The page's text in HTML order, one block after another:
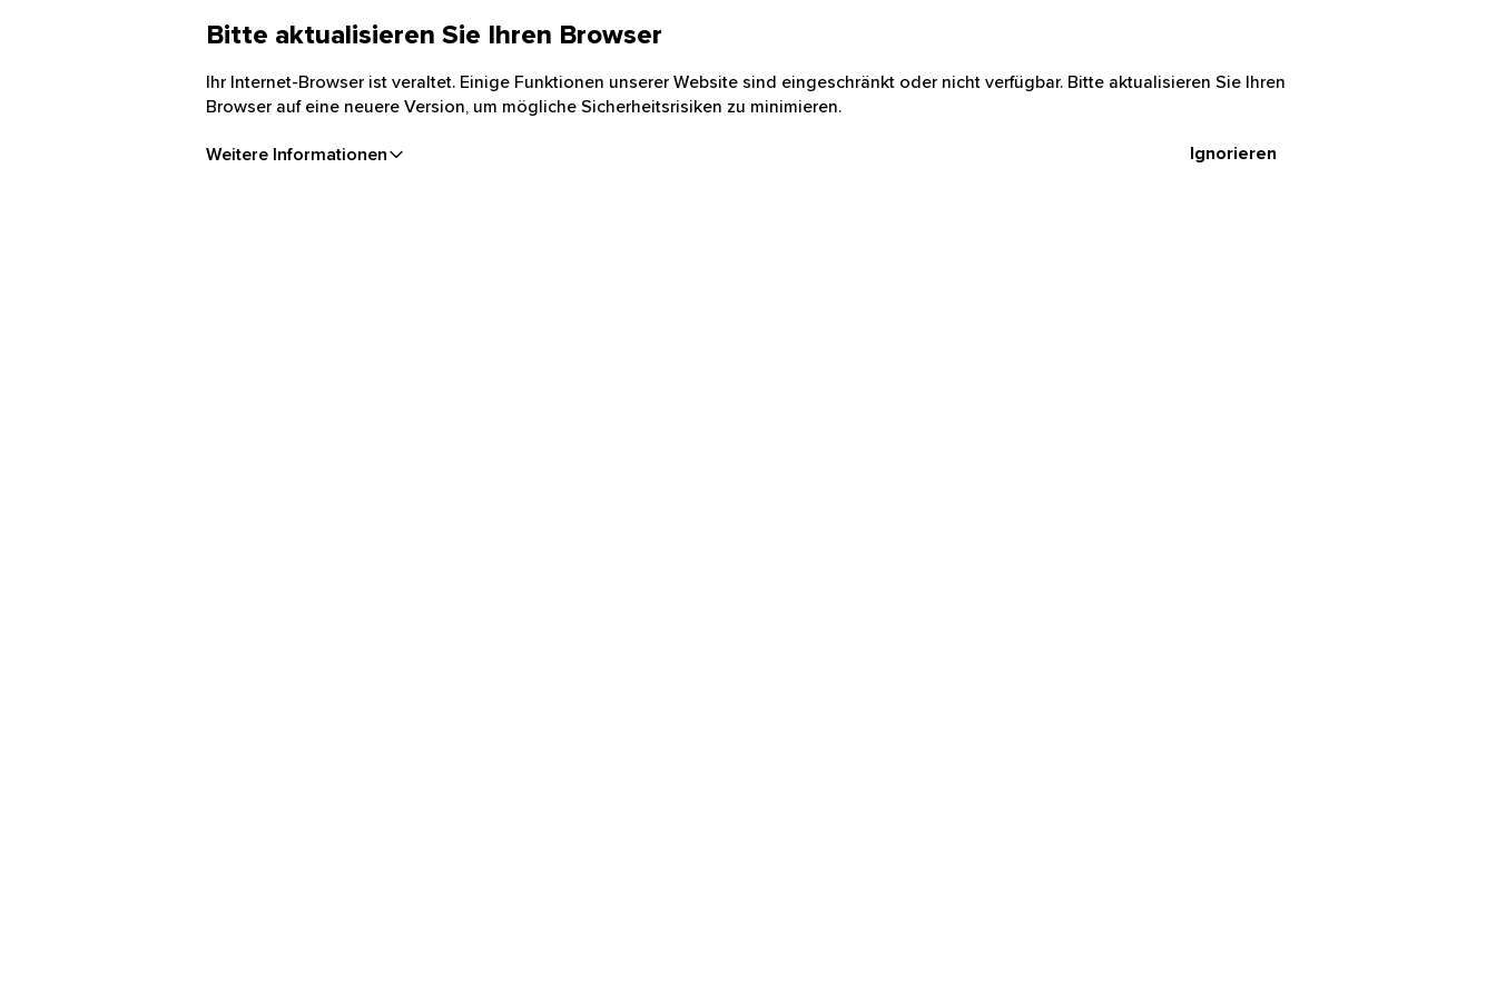
Bitte aktualisieren Sie Ihren Browser
Ihr Internet-Browser ist veraltet. Einige Funktionen unserer Website sind eingeschränkt oder nicht verfügbar. Bitte aktualisieren Sie Ihren
Browser auf eine neuere Version, um mögliche Sicherheitsrisiken zu minimieren.
Weitere Informationen Ignorieren